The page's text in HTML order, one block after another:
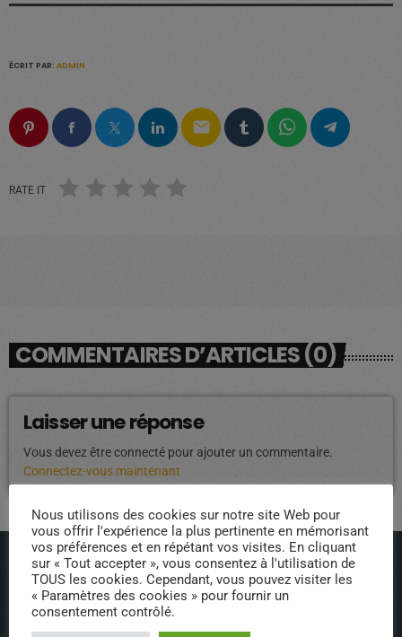
ÉCRIT PAR: ADMIN
email
RATE IT
COMMENTAIRES D’ARTICLES (0)
Laisser une réponse
Vous devez être connecté pour ajouter un commentaire.
Connectez-vous maintenant
Nous utilisons des cookies sur notre site Web pour
vous offrir l'expérience la plus pertinente en mémorisant
vos préférences et en répétant vos visites. En cliquant
sur « Tout accepter », vous consentez à l'utilisation de
TOUS les cookies. Cependant, vous pouvez visiter les
« Paramètres des cookies » pour fournir un
consentement contrôlé.